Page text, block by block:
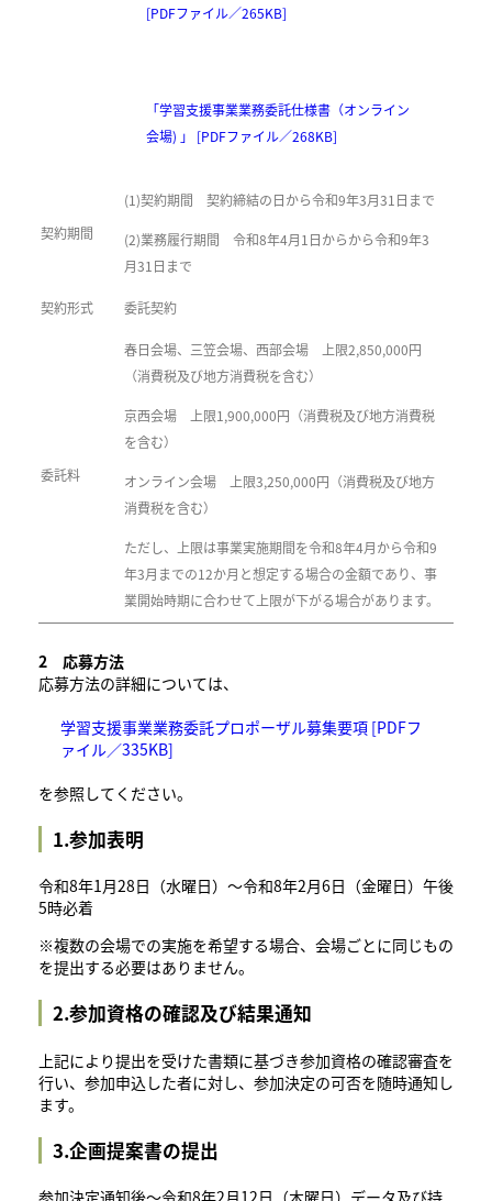
[PDFファイル／265KB]
「学習支援事業業務委託仕様書（オンライン
会場) 」 [PDFファイル／268KB]
契約期間
(1)契約期間 契約締結の日から令和9年3月31日まで
(2)業務履行期間 令和8年4月1日からから令和9年3
月31日まで
契約形式 委託契約
委託料
春日会場、三笠会場、西部会場 上限2,850,000円
（消費税及び地方消費税を含む）
京西会場 上限1,900,000円（消費税及び地方消費税
を含む）
オンライン会場 上限3,250,000円（消費税及び地方
消費税を含む）
ただし、上限は事業実施期間を令和8年4月から令和9
年3月までの12か月と想定する場合の金額であり、事
業開始時期に合わせて上限が下がる場合があります。
2 応募方法
応募方法の詳細については、
学習支援事業業務委託プロポーザル募集要項 [PDFフ
ァイル／335KB]
を参照してください。
1.参加表明
令和8年1月28日（水曜日）～令和8年2月6日（金曜日）午後
5時必着
※複数の会場での実施を希望する場合、会場ごとに同じもの
を提出する必要はありません。
2.参加資格の確認及び結果通知
上記により提出を受けた書類に基づき参加資格の確認審査を
行い、参加申込した者に対し、参加決定の可否を随時通知し
ます。
3.企画提案書の提出
参加決定通知後～令和8年2月12日（木曜日）データ及び持